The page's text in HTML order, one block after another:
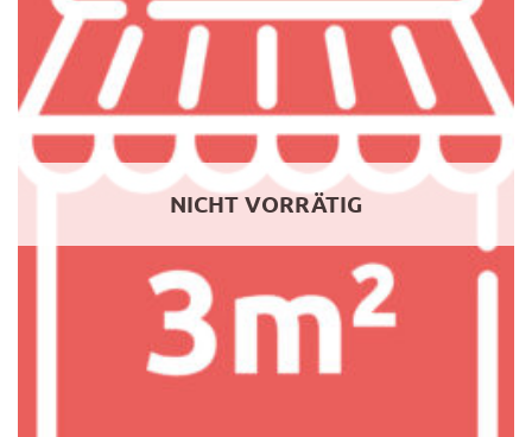
NICHT VORRÄTIG